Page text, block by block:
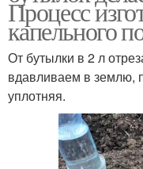
Процесс
капельного
От бутылки в 2 л
вдавливаем в землю,
уплотняя.